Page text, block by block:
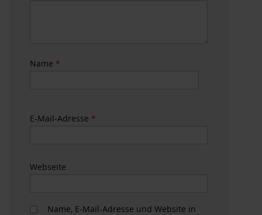
Name *
E-Mail-Adresse *
Webseite
Name, E-Mail-Adresse und Website in